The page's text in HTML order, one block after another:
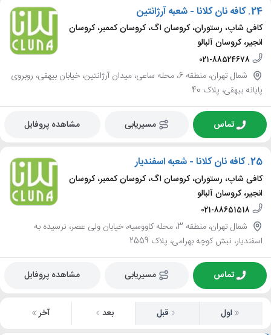
24. کافه نان کلانا - شعبه آرژانتین
کافی شاپ، رستوران، کروسان اگ، کروسان کممبر، کروسان
انجیر، کروسان آلبالو
021-88524678
شمال تهران، منطقه 6، محله ساعی، میدان آرژانتین، خیابان بیهقی، روبروی
پایانه بیهقی، پلاک 40
تماس مسیریابی مشاهده پروفایل
25. کافه نان کلانا - شعبه اسفندیار
کافی شاپ، رستوران، کروسان اگ، کروسان کممبر، کروسان
انجیر، کروسان آلبالو
021-88651518
شمال تهران، منطقه 3، محله کاووسیه، خیابان ولی عصر، نرسیده به
اسفندیار، نبش کوچه بهرامی، پلاک 2559
تماس مسیریابی مشاهده پروفایل
اول قبل بعد آخر